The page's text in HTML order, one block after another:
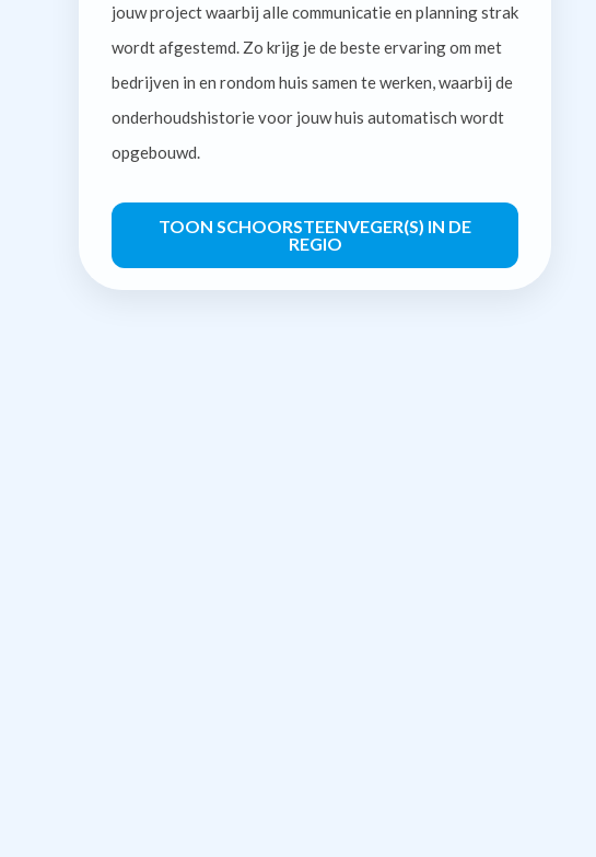
jouw project waarbij alle communicatie en planning strak
wordt afgestemd. Zo krijg je de beste ervaring om met
bedrijven in en rondom huis samen te werken, waarbij de
onderhoudshistorie voor jouw huis automatisch wordt
opgebouwd.
TOON SCHOORSTEENVEGER(S) IN DE
REGIO